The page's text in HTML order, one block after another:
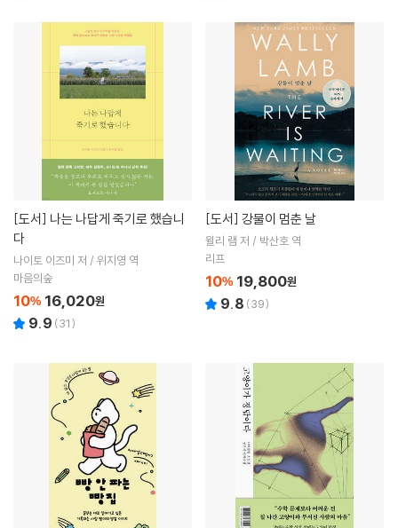
[도서]
다
나이토 이즈미 저 / 위지영 역
마음의숲
10% 16,020원
9.9 (31)
[도서] 강물이 멈춘 날
윌리 램 저 / 박산호 역
리프
10% 19,800원
9.8 (39)